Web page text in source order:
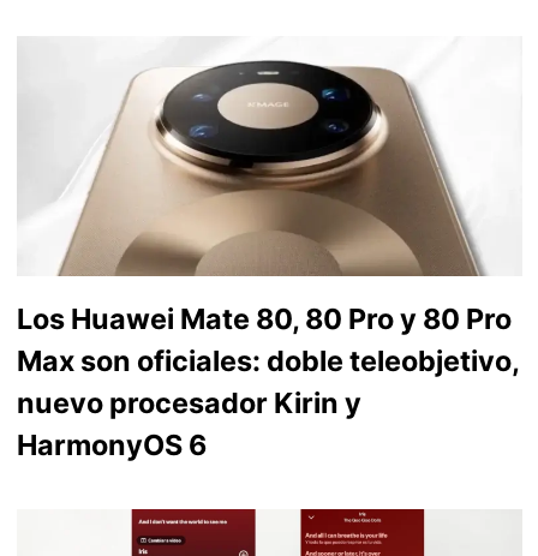
Los Huawei Mate 80, 80 Pro y 80 Pro
Max son oficiales: doble teleobjetivo,
nuevo procesador Kirin y
HarmonyOS 6